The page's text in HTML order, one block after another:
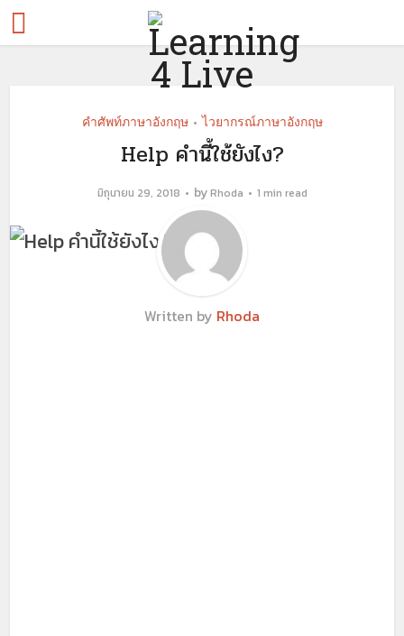
คำศัพท์ภาษาอังกฤษ • ไวยากรณ์ภาษาอังกฤษ
Help คำนี้ใช้ยังไง?
มิถุนายน 29, 2018 byRhoda 1 min read
Written by Rhoda